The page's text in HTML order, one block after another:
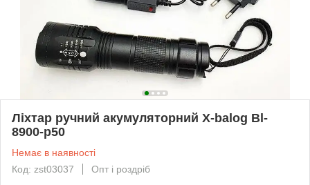
Ліхтар ручний акумуляторний X-balog Bl-
8900-p50
Немає в наявності
Код: zst03037
Опт і роздріб